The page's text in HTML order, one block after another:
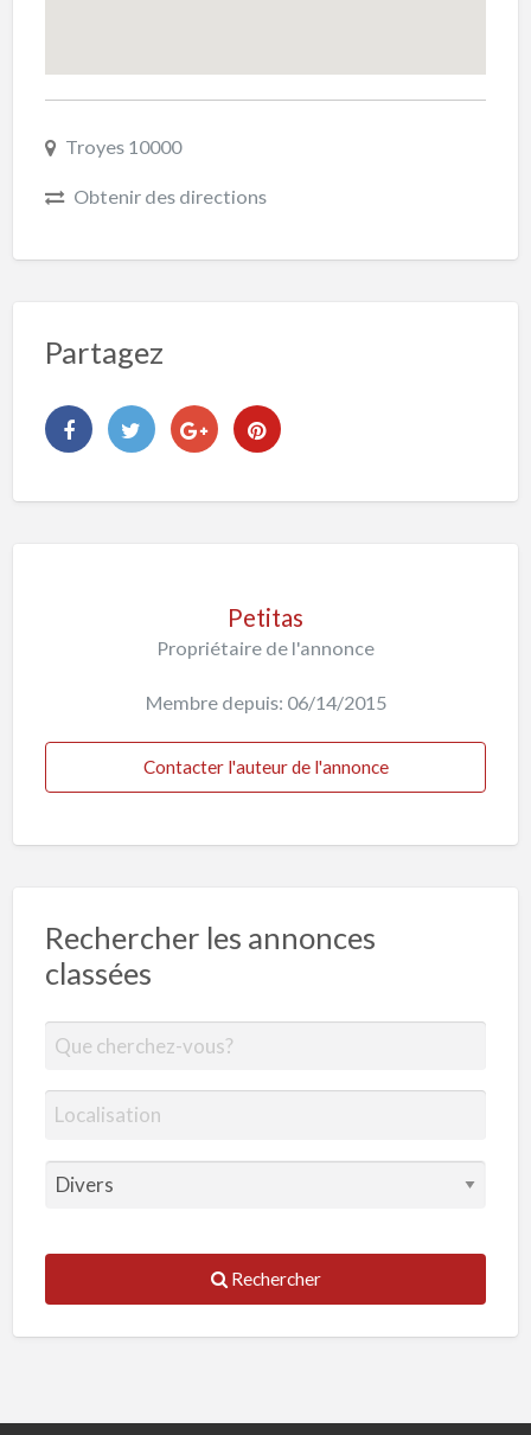
Troyes 10000
Obtenir des directions
Partagez
Petitas
Propriétaire de l'annonce
Membre depuis: 06/14/2015
Contacter l'auteur de l'annonce
Rechercher les annonces
classées
Rechercher